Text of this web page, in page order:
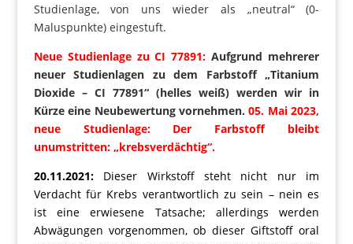
Studienlage, von uns wieder als „neutral“ (0-
Maluspunkte) eingestuft.
Neue Studienlage zu CI 77891: Aufgrund mehrerer
neuer Studienlagen zu dem Farbstoff „Titanium
Dioxide – CI 77891“ (helles weiß) werden wir in
Kürze eine Neubewertung vornehmen.05. Mai 2023,
neue Studienlage: Der Farbstoff bleibt
unumstritten: „krebsverdächtig“.
20.11.2021:Dieser Wirkstoff steht nicht nur im
Verdacht für Krebs verantwortlich zu sein – nein es
ist eine erwiesene Tatsache; allerdings werden
Abwägungen vorgenommen, ob dieser Giftstoff oral